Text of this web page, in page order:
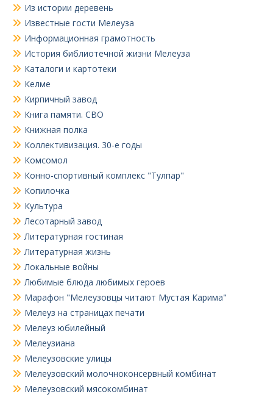
Из истории деревень
Известные гости Мелеуза
Информационная грамотность
История библиотечной жизни Мелеуза
Каталоги и картотеки
Келме
Кирпичный завод
Книга памяти. СВО
Книжная полка
Коллективизация. 30-е годы
Комсомол
Конно-спортивный комплекс "Тулпар"
Копилочка
Культура
Лесотарный завод
Литературная гостиная
Литературная жизнь
Локальные войны
Любимые блюда любимых героев
Марафон "Мелеузовцы читают Мустая Карима"
Мелеуз на страницах печати
Мелеуз юбилейный
Мелеузиана
Мелеузовские улицы
Мелеузовский молочноконсервный комбинат
Мелеузовский мясокомбинат